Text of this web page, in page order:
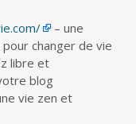
– une
changer de vie
libre et
blog
vie zen et